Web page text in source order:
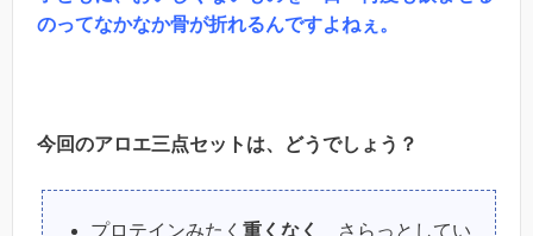
のってなかなか骨が折れるんですよねぇ。
今回のアロエ三点セットは、どうでしょう？
プロテインみたく 重くなく
さらっとしてい